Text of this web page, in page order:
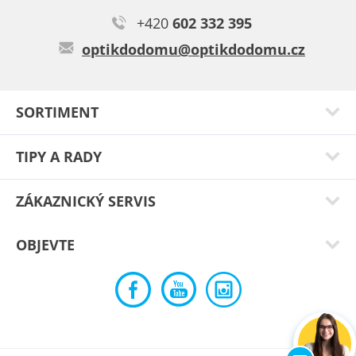
Maximálně spokojená
SORTIMENT
TIPY A RADY
ZÁKAZNICKÝ SERVIS
OBJEVTE
+420 602 332 395
optikdodomu@optikdodomu.cz